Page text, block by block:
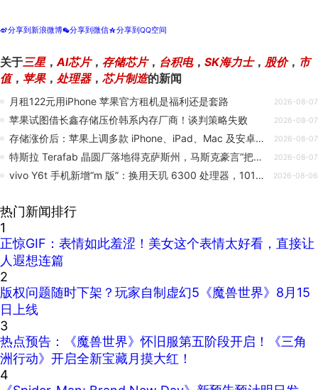
t分享到新浪微博w分享到微信z分享到QQ空间
关于三星，AI芯片， 存储芯片， 台积电， SK海力士， 股价， 市
值， 苹果， 处理器， 芯片制造的新闻
月租122元用iPhone 苹果官方租机是福利还是套路 2026-08-07
苹果试图借长鑫存储压价韩系内存厂商！谈判策略失败 2026-08-07
存储涨价后：苹果上调多款 iPhone、iPad、Mac 及安卓手机以旧换新折抵价，最高达 25% 2026-08-07
特斯拉 Terafab 晶圆厂落地得克萨斯州，马斯克豪言“把尖端制造带回美国” 2026-08-07
vivo Y6t 手机新增“m 版”：换用天玑 6300 处理器，1019 元起 2026-08-06
热门新闻排行
1
正惊GIF：表情如此羞涩！美女这个表情太好看，直接让
人遐想连篇
2
版权问题随时下架？玩家自制虚幻5《魔兽世界》8月15
日上线
3
热点预告：《魔兽世界》怀旧服第五阶段开启！《三角
洲行动》开启全新宝藏月摸大红！
4